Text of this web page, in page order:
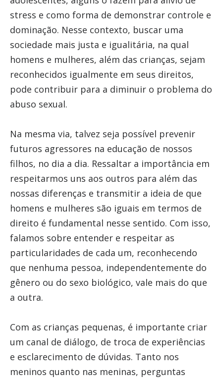
stress e como forma de demonstrar controle e
dominação. Nesse contexto, buscar uma
sociedade mais justa e igualitária, na qual
homens e mulheres, além das crianças, sejam
reconhecidos igualmente em seus direitos,
pode contribuir para a diminuir o problema do
abuso sexual.
Na mesma via, talvez seja possível prevenir
futuros agressores na educação de nossos
filhos, no dia a dia. Ressaltar a importância em
respeitarmos uns aos outros para além das
nossas diferenças e transmitir a ideia de que
homens e mulheres são iguais em termos de
direito é fundamental nesse sentido. Com isso,
falamos sobre entender e respeitar as
particularidades de cada um, reconhecendo
que nenhuma pessoa, independentemente do
gênero ou do sexo biológico, vale mais do que
a outra.
Com as crianças pequenas, é importante criar
um canal de diálogo, de troca de experiências
e esclarecimento de dúvidas. Tanto nos
meninos quanto nas meninas, perguntas